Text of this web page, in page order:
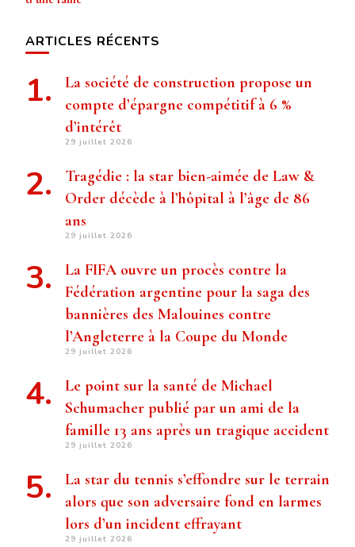
ARTICLES RÉCENTS
La société de construction propose un
compte d’épargne compétitif à 6 %
d’intérêt
29 juillet 2026
Tragédie : la star bien-aimée de Law &
Order décède à l’hôpital à l’âge de 86
ans
29 juillet 2026
La FIFA ouvre un procès contre la
Fédération argentine pour la saga des
bannières des Malouines contre
l’Angleterre à la Coupe du Monde
29 juillet 2026
Le point sur la santé de Michael
Schumacher publié par un ami de la
famille 13 ans après un tragique accident
29 juillet 2026
La star du tennis s’effondre sur le terrain
alors que son adversaire fond en larmes
lors d’un incident effrayant
29 juillet 2026